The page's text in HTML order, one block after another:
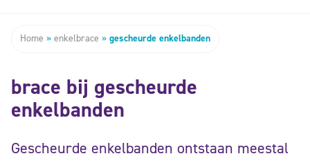
Home » enkelbrace » gescheurde enkelbanden
brace bij gescheurde
enkelbanden
Gescheurde enkelbanden ontstaan meestal